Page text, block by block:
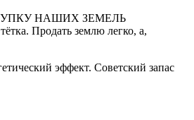
НАШИХ ЗЕМЕЛЬ
землю легко, а,
эффект. Советский запас